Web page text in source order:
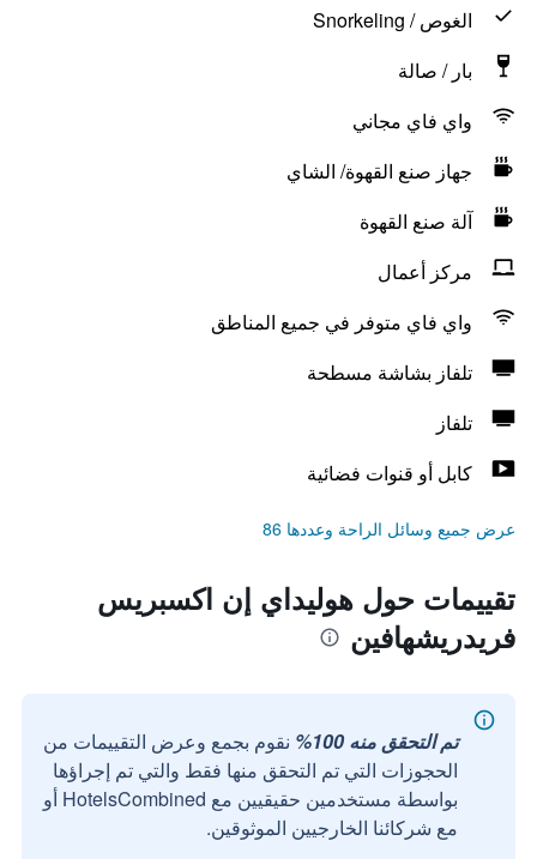
الغوص / Snorkeling
بار / صالة
واي فاي مجاني
جهاز صنع القهوة/ الشاي
آلة صنع القهوة
مركز أعمال
واي فاي متوفر في جميع المناطق
تلفاز بشاشة مسطحة
تلفاز
كابل أو قنوات فضائية
عرض جميع وسائل الراحة وعددها 86
تقييمات حول هوليداي إن اكسبريس
فريدريشهافين
تم التحقق منه 100%
نقوم بجمع وعرض التقييمات من
الحجوزات التي تم التحقق منها فقط والتي تم إجراؤها
بواسطة مستخدمين حقيقيين مع HotelsCombined أو
مع شركائنا الخارجيين الموثوقين.